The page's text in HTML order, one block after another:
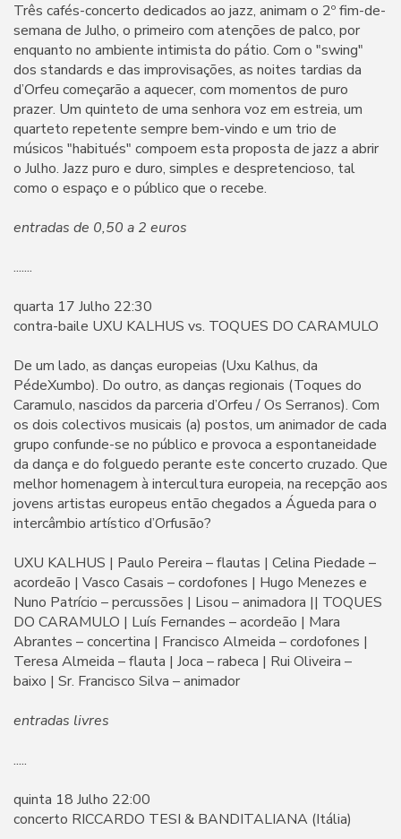
Três cafés-concerto dedicados ao jazz, animam o 2º fim-de-
semana de Julho, o primeiro com atenções de palco, por
enquanto no ambiente intimista do pátio. Com o "swing"
dos standards e das improvisações, as noites tardias da
d’Orfeu começarão a aquecer, com momentos de puro
prazer. Um quinteto de uma senhora voz em estreia, um
quarteto repetente sempre bem-vindo e um trio de
músicos "habitués" compoem esta proposta de jazz a abrir
o Julho. Jazz puro e duro, simples e despretencioso, tal
como o espaço e o público que o recebe.
entradas de 0,50 a 2 euros
.......
quarta 17 Julho 22:30
contra-baile UXU KALHUS vs. TOQUES DO CARAMULO
De um lado, as danças europeias (Uxu Kalhus, da
PédeXumbo). Do outro, as danças regionais (Toques do
Caramulo, nascidos da parceria d’Orfeu / Os Serranos). Com
os dois colectivos musicais (a) postos, um animador de cada
grupo confunde-se no público e provoca a espontaneidade
da dança e do folguedo perante este concerto cruzado. Que
melhor homenagem à intercultura europeia, na recepção aos
jovens artistas europeus então chegados a Águeda para o
intercâmbio artístico d’Orfusão?
UXU KALHUS | Paulo Pereira – flautas | Celina Piedade –
acordeão | Vasco Casais – cordofones | Hugo Menezes e
Nuno Patrício – percussões | Lisou – animadora || TOQUES
DO CARAMULO | Luís Fernandes – acordeão | Mara
Abrantes – concertina | Francisco Almeida – cordofones |
Teresa Almeida – flauta | Joca – rabeca | Rui Oliveira –
baixo | Sr. Francisco Silva – animador
entradas livres
.....
quinta 18 Julho 22:00
concerto RICCARDO TESI & BANDITALIANA (Itália)